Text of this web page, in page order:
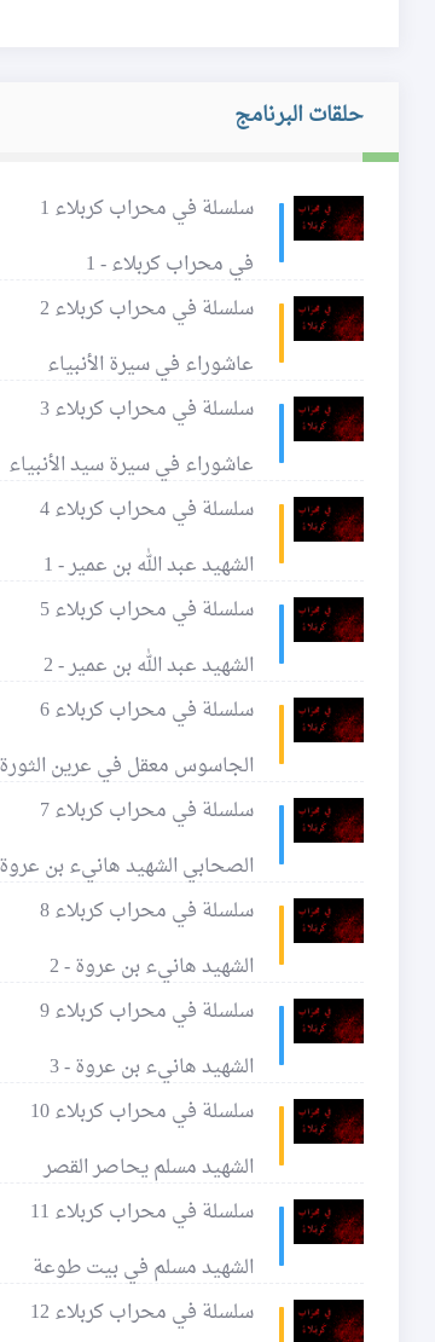
حلقات البرنامج
سلسلة في محراب كربلاء 1
في محراب كربلاء - 1
سلسلة في محراب كربلاء 2
عاشوراء في سيرة الأنبياء
سلسلة في محراب كربلاء 3
عاشوراء في سيرة سيد الأنبياء
سلسلة في محراب كربلاء 4
الشهيد عبد الله بن عمير - 1
سلسلة في محراب كربلاء 5
الشهيد عبد الله بن عمير - 2
سلسلة في محراب كربلاء 6
الجاسوس معقل في عرين الثورة
سلسلة في محراب كربلاء 7
الصحابي الشهيد هانيء بن عروة
سلسلة في محراب كربلاء 8
الشهيد هانيء بن عروة - 2
سلسلة في محراب كربلاء 9
الشهيد هانيء بن عروة - 3
سلسلة في محراب كربلاء 10
الشهيد مسلم يحاصر القصر
سلسلة في محراب كربلاء 11
الشهيد مسلم في بيت طوعة
سلسلة في محراب كربلاء 12